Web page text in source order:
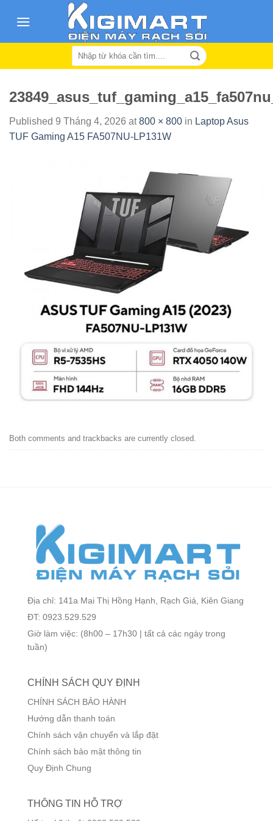
Search
Published 9 Tháng 4, 2026 at800 × 800 in Laptop Asus
TUF Gaming A15 FA507NU-LP131W
Both comments and trackbacks are currently closed.
Địa chỉ: 141a Mai Thị Hồng Hạnh, Rạch Giá, Kiên Giang
ĐT: 0923.529.529
Giờ làm việc: (8h00 – 17h30 | tất cả các ngày trong
tuần)
CHÍNH SÁCH QUY ĐỊNH
CHÍNH SÁCH BẢO HÀNH
Hướng dẫn thanh toán
Chính sách vận chuyển và lắp đặt
Chính sách bảo mật thông tin
Quy Định Chung
THÔNG TIN HỖ TRỢ